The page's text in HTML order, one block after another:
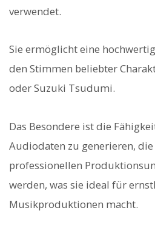
verwendet.
Sie ermöglicht eine
den Stimmen beliebter
oder Suzuki Tsudumi.
Das Besondere ist die
Audiodaten zu generieren,
professionellen
werden, was sie ideal für
Musikproduktionen macht.